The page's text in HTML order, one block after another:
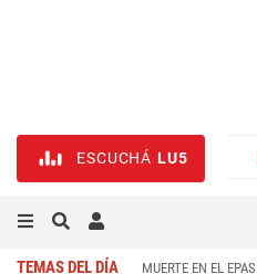
ESCUCHÁ LU5
TEMAS DEL DÍA MUERTE EN EL EPAS